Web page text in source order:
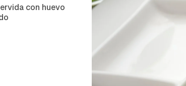
con huevo